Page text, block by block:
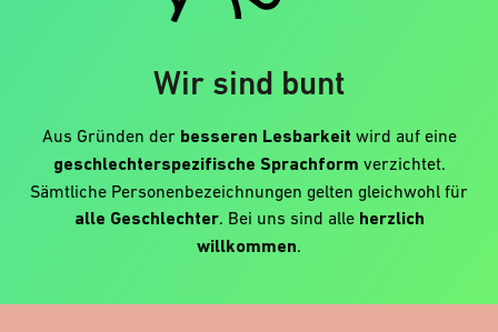
Wir sind bunt
Aus Gründen der besseren Lesbarkeit wird auf eine
geschlechterspezifische Sprachform verzichtet.
Sämtliche Personenbezeichnungen gelten gleichwohl für
alle Geschlechter. Bei uns sind alle herzlich
willkommen.